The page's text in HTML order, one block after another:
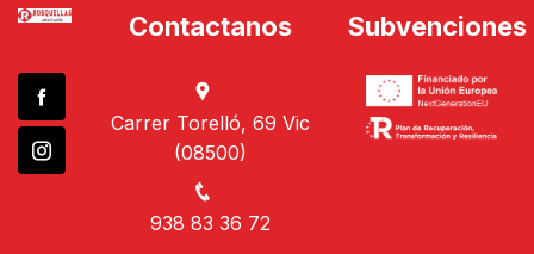
Contactanos
Carrer Torelló, 69 Vic
(08500)
938 83 36 72
Subvenciones